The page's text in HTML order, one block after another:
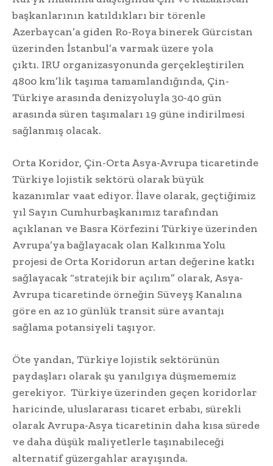
başkanlarının katıldıkları bir törenle
Azerbaycan’a giden Ro-Roya binerek Gürcistan
üzerinden İstanbul’a varmak üzere yola
çıktı. IRU organizasyonunda gerçekleştirilen
4800 km’lik taşıma tamamlandığında, Çin-
Türkiye arasında denizyoluyla 30-40 gün
arasında süren taşımaları 19 güne indirilmesi
sağlanmış olacak.
Orta Koridor, Çin-Orta Asya-Avrupa ticaretinde
Türkiye lojistik sektörü olarak büyük
kazanımlar vaat ediyor. İlave olarak, geçtiğimiz
yıl Sayın Cumhurbaşkanımız tarafından
açıklanan ve Basra Körfezini Türkiye üzerinden
Avrupa’ya bağlayacak olan Kalkınma Yolu
projesi de Orta Koridorun artan değerine katkı
sağlayacak “stratejik bir açılım” olarak, Asya-
Avrupa ticaretinde örneğin Süveyş Kanalına
göre en az 10 günlük transit süre avantajı
sağlama potansiyeli taşıyor.
Öte yandan, Türkiye lojistik sektörünün
paydaşları olarak şu yanılgıya düşmememiz
gerekiyor. Türkiye üzerinden geçen koridorlar
haricinde, uluslararası ticaret erbabı, sürekli
olarak Avrupa-Asya ticaretinin daha kısa sürede
ve daha düşük maliyetlerle taşınabileceği
alternatif güzergahlar arayışında.